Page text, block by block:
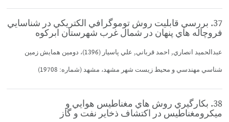
37. بررسي قابليت روش توموگرافي الكتريكي در شناسايي
فروچاله هاي پنهان در شمال غرب شهرستان ابركوه
عبدالحميد انصاري, احمد قرباني, علي پاسيار (1396)، دومين همايش زمين
شناسي مهندسي و محيط زيست شهر مشهد، مشهد (شماره: 19708)
38. بكارگيري روش هاي مغناطيس هوايي و
ميكرومغناطيس در اكتشاف ذخاير نفت و گاز